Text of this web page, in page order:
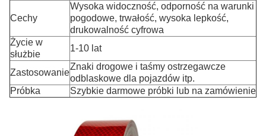
Cechy
Wysoka widoczność, odporność na warunki
pogodowe, trwałość, wysoka lepkość,
drukowalność cyfrowa
Życie w
służbie
1-10 lat
Zastosowanie
Znaki drogowe i taśmy ostrzegawcze
odblaskowe dla pojazdów itp.
Próbka
Szybkie darmowe próbki lub na zamówienie